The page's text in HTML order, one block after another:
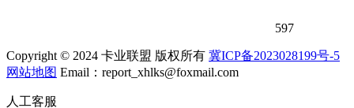
597
Copyright © 2024 卡业联盟 版权所有 冀ICP备2023028199号-5
网站地图 Email：report_xhlks@foxmail.com
人工客服